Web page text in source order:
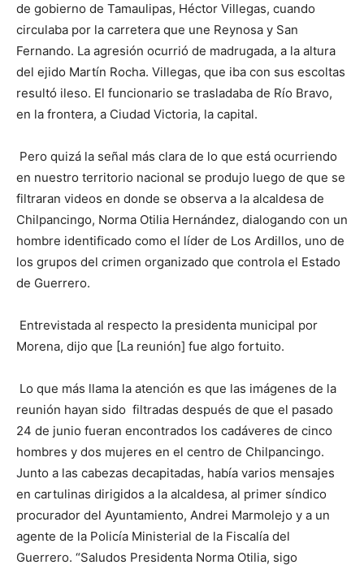
de gobierno de Tamaulipas, Héctor Villegas, cuando
circulaba por la carretera que une Reynosa y San
Fernando. La agresión ocurrió de madrugada, a la altura
del ejido Martín Rocha. Villegas, que iba con sus escoltas
resultó ileso. El funcionario se trasladaba de Río Bravo,
en la frontera, a Ciudad Victoria, la capital.
Pero quizá la señal más clara de lo que está ocurriendo
en nuestro territorio nacional se produjo luego de que se
filtraran videos en donde se observa a la alcaldesa de
Chilpancingo, Norma Otilia Hernández, dialogando con un
hombre identificado como el líder de Los Ardillos, uno de
los grupos del crimen organizado que controla el Estado
de Guerrero.
Entrevistada al respecto la presidenta municipal por
Morena, dijo que [La reunión] fue algo fortuito.
Lo que más llama la atención es que las imágenes de la
reunión hayan sido filtradas después de que el pasado
24 de junio fueran encontrados los cadáveres de cinco
hombres y dos mujeres en el centro de Chilpancingo.
Junto a las cabezas decapitadas, había varios mensajes
en cartulinas dirigidos a la alcaldesa, al primer síndico
procurador del Ayuntamiento, Andrei Marmolejo y a un
agente de la Policía Ministerial de la Fiscalía del
Guerrero. “Saludos Presidenta Norma Otilia, sigo